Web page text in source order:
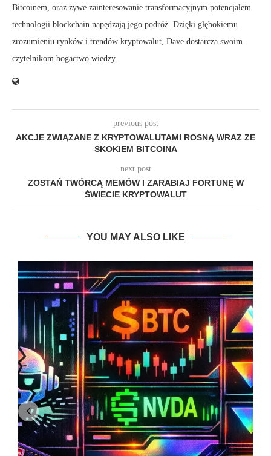
Bitcoinem, oraz żywe zainteresowanie transformacyjnym potencjałem
technologii blockchain napędzają jego podróż. Dzięki głębokiemu
zrozumieniu rynków i trendów kryptowalut, Dave dostarcza swoim
czytelnikom bogactwo wiedzy.
previous post
AKCJE ZWIĄZANE Z KRYPTOWALUTAMI ROSNĄ WRAZ ZE
SKOKIEM BITCOINA
next post
ZOSTAŃ TWÓRCĄ MEMÓW I ZARABIAJ FORTUNĘ W
ŚWIECIE KRYPTOWALUT
YOU MAY ALSO LIKE